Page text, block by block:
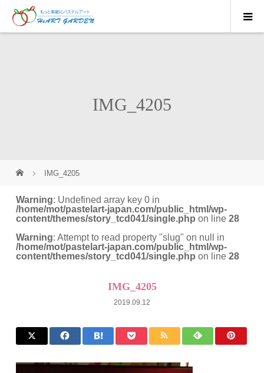
IMG_4205
IMG_4205
Warning: Undefined array key 0 in
/home/mot/pastelart-japan.com/public_html/wp-
content/themes/story_tcd041/single.php on line28
Warning: Attempt to read property "slug" on null in
/home/mot/pastelart-japan.com/public_html/wp-
content/themes/story_tcd041/single.php on line28
IMG_4205
2019.09.12